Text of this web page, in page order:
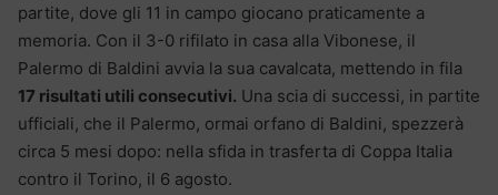
partite, dove gli 11 in campo giocano praticamente a
memoria. Con il 3-0 rifilato in casa alla Vibonese, il
Palermo di Baldini avvia la sua cavalcata, mettendo in fila
17 risultati utili consecutivi. Una scia di successi, in partite
ufficiali, che il Palermo, ormai orfano di Baldini, spezzerà
circa 5 mesi dopo: nella sfida in trasferta di Coppa Italia
contro il Torino, il 6 agosto.